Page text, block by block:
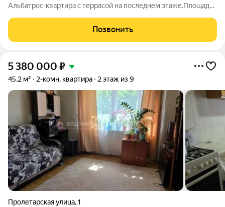
Альбатрос-квартира с террасой на последнем этаже.Площадь
это документально в собственности квартиры. Площадь
квартиры с коэффициентами 95,8
Позвонить
5 380 000 ₽
45,2 м² 2-комн. квартира 2 этаж из 9
Пролетарская улица,1